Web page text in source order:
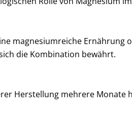
magnesiumreiche Ernährung
die Kombination bewährt.
Herstellung mehrere Monate